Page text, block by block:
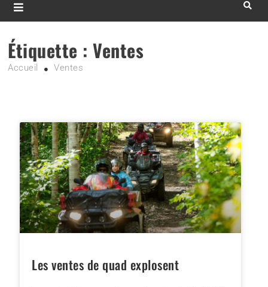
Étiquette :Ventes
Accueil Ventes
Les ventes de quad explosent